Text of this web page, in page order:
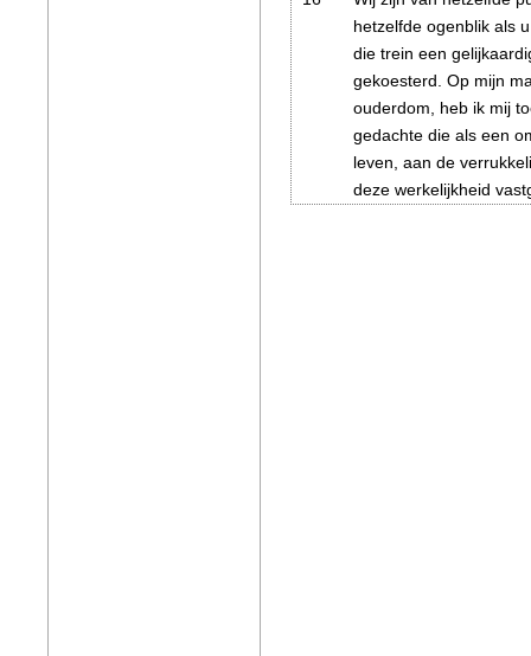
hetzelfde ogenblik als
die trein een
gekoesterd. Op mijn
ouderdom, heb ik mij
gedachte die als een
leven, aan de
deze werkelijkheid